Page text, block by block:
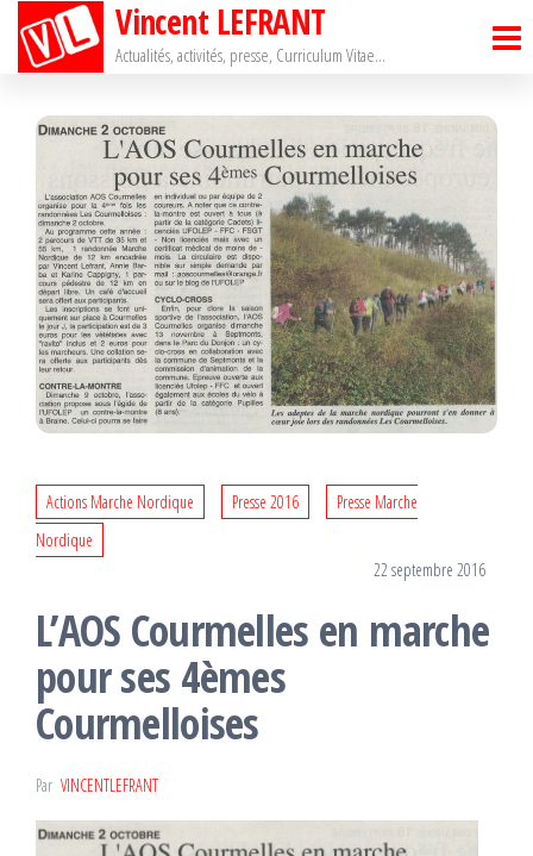
Passer
Vincent LEFRANT
Actualités, activités, presse, Curriculum Vitae…
Actions Marche Nordique Presse 2016
Presse Marche
Nordique
22 septembre 2016
L’AOS Courmelles en marche
pour ses 4èmes
Courmelloises
Par VINCENTLEFRANT